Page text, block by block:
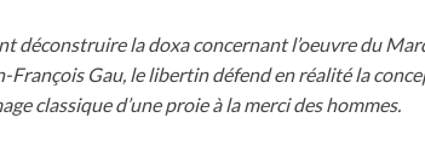
déconstruire la doxa concernant l’oeuvre du
François Gau, le libertin défend en réalité la
classique d’une proie à la merci des hommes.